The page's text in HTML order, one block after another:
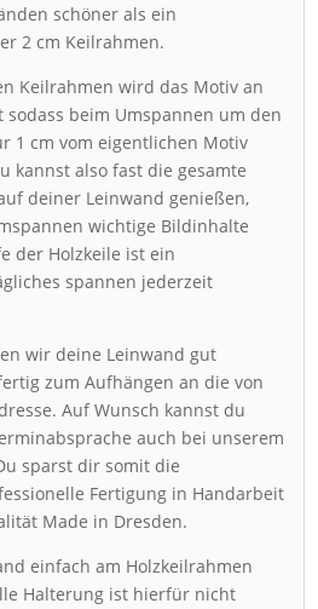
schöner als ein
2 cm Keilrahmen.
Keilrahmen wird das Motiv an
beim Umspannen um den
1 cm vom eigentlichen Motiv
kannst also fast die gesamte
deiner Leinwand genießen,
wichtige Bildinhalte
der Holzkeile ist ein
spannen jederzeit
wir deine Leinwand gut
zum Aufhängen an die von
Auf Wunsch kannst du
auch bei unserem
sparst dir somit die
Fertigung in Handarbeit
Made in Dresden.
einfach am Holzkeilrahmen
Halterung ist hierfür nicht